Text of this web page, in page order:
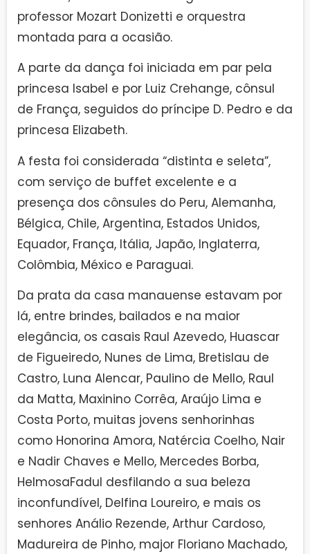
professor Mozart Donizetti e orquestra
montada para a ocasião.
A parte da dança foi iniciada em par pela
princesa Isabel e por Luiz Crehange, cônsul
de França, seguidos do príncipe D. Pedro e da
princesa Elizabeth.
A festa foi considerada “distinta e seleta”,
com serviço de buffet excelente e a
presença dos cônsules do Peru, Alemanha,
Bélgica, Chile, Argentina, Estados Unidos,
Equador, França, Itália, Japão, Inglaterra,
Colômbia, México e Paraguai.
Da prata da casa manauense estavam por
lá, entre brindes, bailados e na maior
elegância, os casais Raul Azevedo, Huascar
de Figueiredo, Nunes de Lima, Bretislau de
Castro, Luna Alencar, Paulino de Mello, Raul
da Matta, Maxinino Corrêa, Araújo Lima e
Costa Porto, muitas jovens senhorinhas
como Honorina Amora, Natércia Coelho, Nair
e Nadir Chaves e Mello, Mercedes Borba,
HelmosaFadul desfilando a sua beleza
inconfundível, Delfina Loureiro, e mais os
senhores Análio Rezende, Arthur Cardoso,
Madureira de Pinho, major Floriano Machado,